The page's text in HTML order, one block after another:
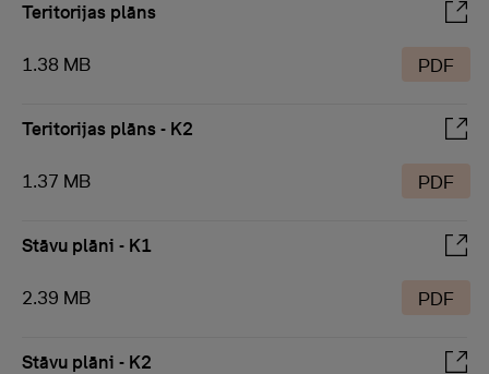
Teritorijas plāns
1.38 MB PDF
Teritorijas plāns - K2
1.37 MB PDF
Stāvu plāni - K1
2.39 MB PDF
Stāvu plāni - K2